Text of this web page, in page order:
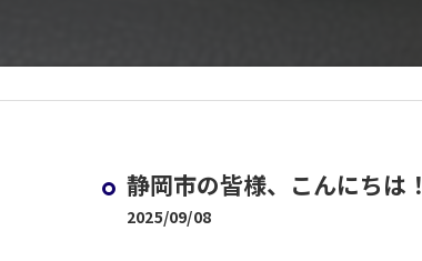
静岡市の皆様、こんにちは！
2025/09/08